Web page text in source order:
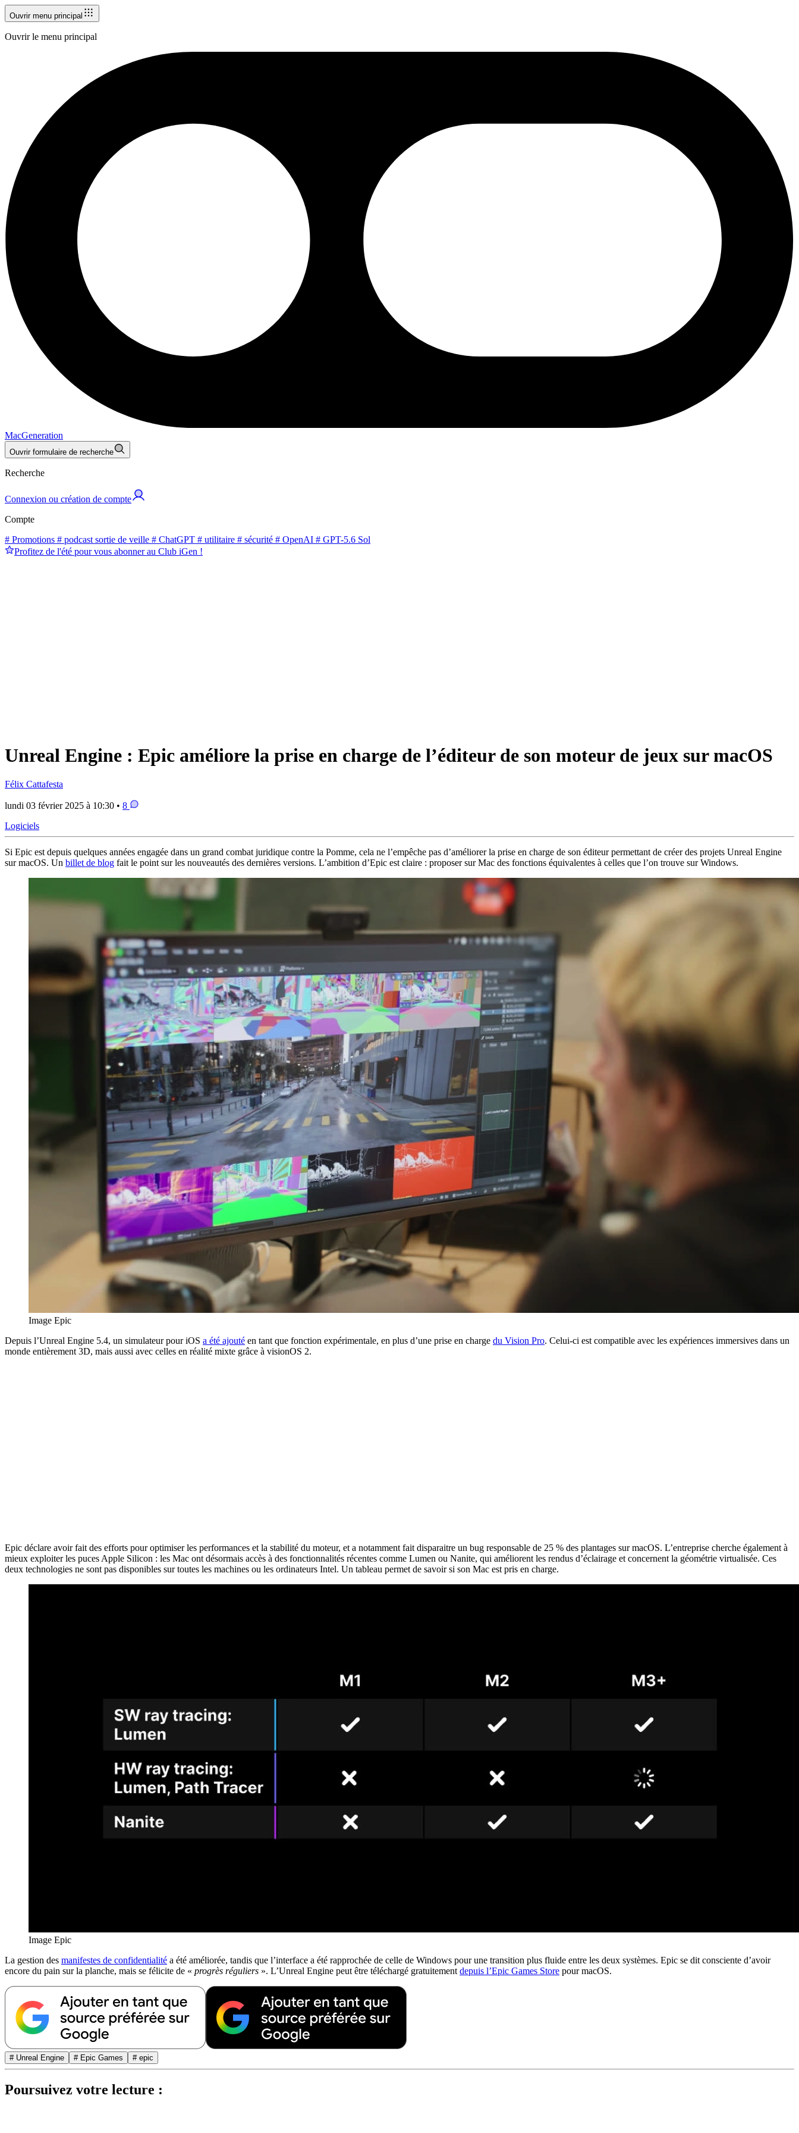
Ouvrir menu principal
Ouvrir le menu principal
MacGeneration
Ouvrir formulaire de recherche
Recherche
Connexion ou création de compte
Compte
# Promotions # podcast sortie de veille # ChatGPT # utilitaire # sécurité # OpenAI # GPT-5.6 Sol
Profitez de l'été pour vous abonner au Club iGen !
Unreal Engine : Epic améliore la prise en charge de l’éditeur de son moteur de jeux sur macOS
Félix Cattafesta
lundi 03 février 2025 à 10:30 • 8
Logiciels
Si Epic est depuis quelques années engagée dans un grand combat juridique contre la Pomme, cela ne l’empêche pas d’améliorer la prise en charge de son éditeur permettant de créer des projets Unreal Engine
sur macOS. Un billet de blog fait le point sur les nouveautés des dernières versions. L’ambition d’Epic est claire : proposer sur Mac des fonctions équivalentes à celles que l’on trouve sur Windows.
Image Epic
Depuis l’Unreal Engine 5.4, un simulateur pour iOS a été ajouté en tant que fonction expérimentale, en plus d’une prise en charge du Vision Pro. Celui-ci est compatible avec les expériences immersives dans un
monde entièrement 3D, mais aussi avec celles en réalité mixte grâce à visionOS 2.
Epic déclare avoir fait des efforts pour optimiser les performances et la stabilité du moteur, et a notamment fait disparaitre un bug responsable de 25 % des plantages sur macOS. L’entreprise cherche également à
mieux exploiter les puces Apple Silicon : les Mac ont désormais accès à des fonctionnalités récentes comme Lumen ou Nanite, qui améliorent les rendus d’éclairage et concernent la géométrie virtualisée. Ces
deux technologies ne sont pas disponibles sur toutes les machines ou les ordinateurs Intel. Un tableau permet de savoir si son Mac est pris en charge.
Image Epic
La gestion des manifestes de confidentialité a été améliorée, tandis que l’interface a été rapprochée de celle de Windows pour une transition plus fluide entre les deux systèmes. Epic se dit consciente d’avoir
encore du pain sur la planche, mais se félicite de « progrès réguliers ». L’Unreal Engine peut être téléchargé gratuitement depuis l’Epic Games Store pour macOS.
# Unreal Engine # Epic Games # epic
Poursuivez votre lecture :